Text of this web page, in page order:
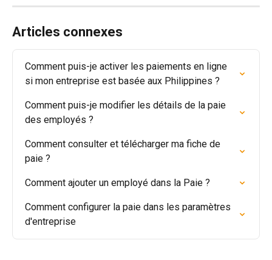
Articles connexes
Comment puis-je activer les paiements en ligne
si mon entreprise est basée aux Philippines ?
Comment puis-je modifier les détails de la paie
des employés ?
Comment consulter et télécharger ma fiche de
paie ?
Comment ajouter un employé dans la Paie ?
Comment configurer la paie dans les paramètres
d'entreprise